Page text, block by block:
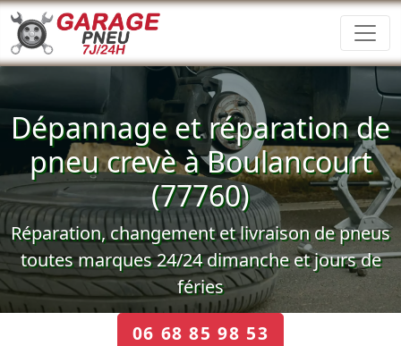
Dépannage et réparation de
pneu crevè à Boulancourt
(77760)
Réparation, changement et livraison de pneus
toutes marques 24/24 dimanche et jours de
féries
06 68 85 98 53